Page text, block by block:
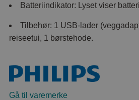
Batteriindikator: Lyset viser
Tilbehør: 1 USB-lader
reiseetui, 1 børstehode.
Gå til varemerke